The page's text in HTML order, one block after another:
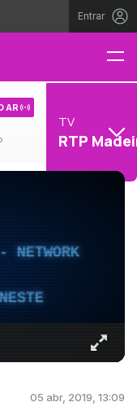
Entrar
AR
TV
RTP
05 abr, 2019, 13:09